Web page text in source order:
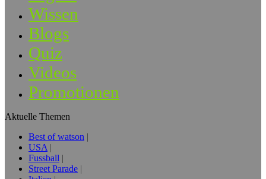
Wissen
Blogs
Quiz
Videos
Promotionen
Aktuelle Themen
Best of watson
USA
Fussball
Street Parade